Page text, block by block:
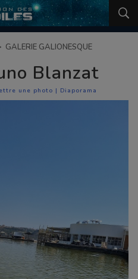
GALERIE GALIONESQUE
Blanzat
une photo | Diaporama